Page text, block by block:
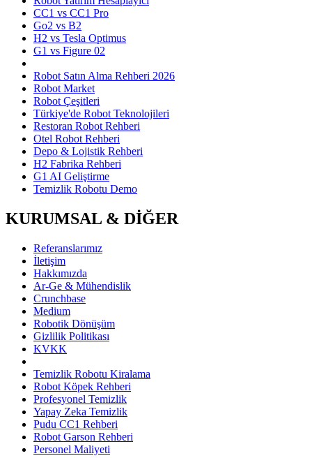
CC1 vs CC1 Pro
Go2 vs B2
H2 vs Tesla Optimus
G1 vs Figure 02
Robot Satın Alma Rehberi 2026
Robot Market
Robot Çeşitleri
Türkiye'de Robot Teknolojileri
Restoran Robot Rehberi
Otel Robot Rehberi
Depo & Lojistik Rehberi
H2 Fabrika Rehberi
G1 AI Geliştirme
Temizlik Robotu Demo
KURUMSAL & DİĞER
Referanslarımız
İletişim
Hakkımızda
Ar-Ge & Mühendislik
Crunchbase
Medium
Robotik Dönüşüm
Gizlilik Politikası
KVKK
Temizlik Robotu Kiralama
Robot Köpek Rehberi
Profesyonel Temizlik
Yapay Zeka Temizlik
Pudu CC1 Rehberi
Robot Garson Rehberi
Personel Maliyeti